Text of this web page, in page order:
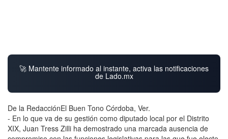
🚀 Mantente informado al instante, activa las notificaciones
de Lado.mx
De la RedacciónEl Buen Tono Córdoba, Ver.
- En lo que va de su gestión como diputado local por el Distrito
XIX, Juan Tress Zilli ha demostrado una marcada ausencia de